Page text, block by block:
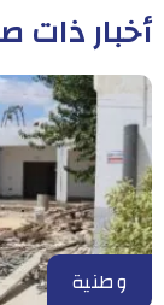
أخبار ذات
وطنية